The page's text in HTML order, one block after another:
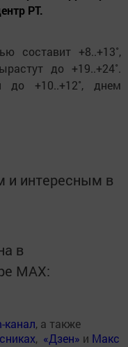
РТ.
составит +8..+13˚,
до +19..+24˚.
до +10..+12˚, днем
интересным в
в
MАХ:
канал, а также
, «Дзен» и Макс